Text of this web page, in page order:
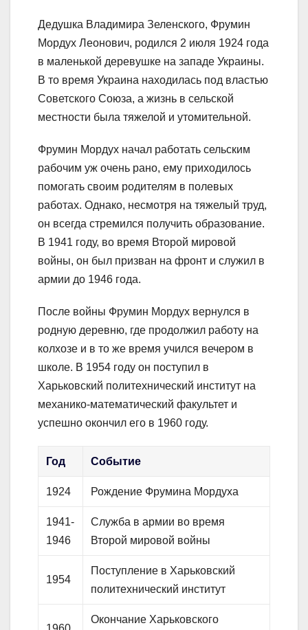
Дедушка Владимира Зеленского, Фрумин
Мордух Леонович, родился 2 июля 1924 года
в маленькой деревушке на западе Украины.
В то время Украина находилась под властью
Советского Союза, а жизнь в сельской
местности была тяжелой и утомительной.
Фрумин Мордух начал работать сельским
рабочим уж очень рано, ему приходилось
помогать своим родителям в полевых
работах. Однако, несмотря на тяжелый труд,
он всегда стремился получить образование.
В 1941 году, во время Второй мировой
войны, он был призван на фронт и служил в
армии до 1946 года.
После войны Фрумин Мордух вернулся в
родную деревню, где продолжил работу на
колхозе и в то же время учился вечером в
школе. В 1954 году он поступил в
Харьковский политехнический институт на
механико-математический факультет и
успешно окончил его в 1960 году.
Год Событие
1924 Рождение Фрумина Мордуха
1941-
1946
Служба в армии во время
Второй мировой войны
1954
Поступление в Харьковский
политехнический институт
Окончание Харьковского